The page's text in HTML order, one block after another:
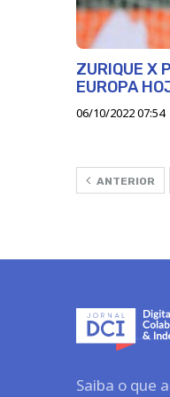
ZURIQUE X
EUROPA
06/10/2022 07:54
ANTERIOR
Saiba o que